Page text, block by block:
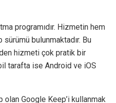
programıdır. Hizmetin hem
sürümü bulunmaktadır. Bu
hizmeti çok pratik bir
tarafta ise Android ve iOS
olan Google Keep’i kullanmak